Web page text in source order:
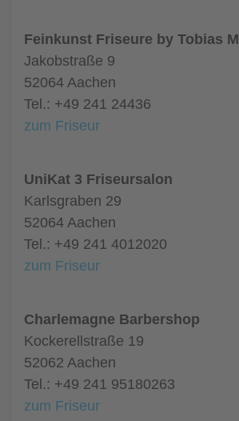
Feinkunst Friseure by Tobias
Jakobstraße 9
52064 Aachen
Tel.: +49 241 24436
zum Friseur
UniKat 3 Friseursalon
Karlsgraben 29
52064 Aachen
Tel.: +49 241 4012020
zum Friseur
Charlemagne Barbershop
Kockerellstraße 19
52062 Aachen
Tel.: +49 241 95180263
zum Friseur